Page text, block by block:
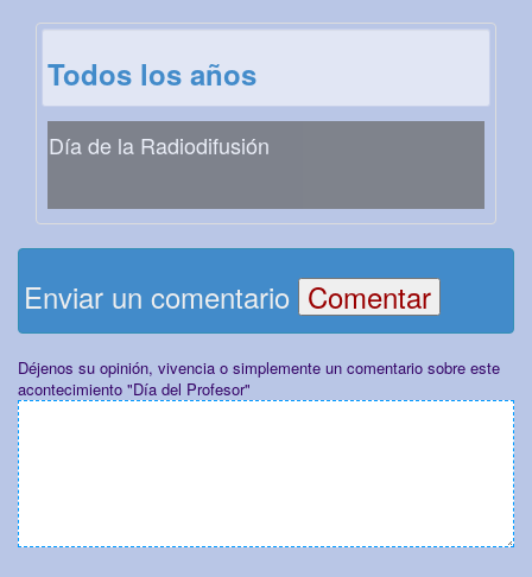
Todos los años
Día de la Radiodifusión
Enviar un comentario
Déjenos su opinión, vivencia o simplemente un comentario sobre este
acontecimiento "Día del Profesor"